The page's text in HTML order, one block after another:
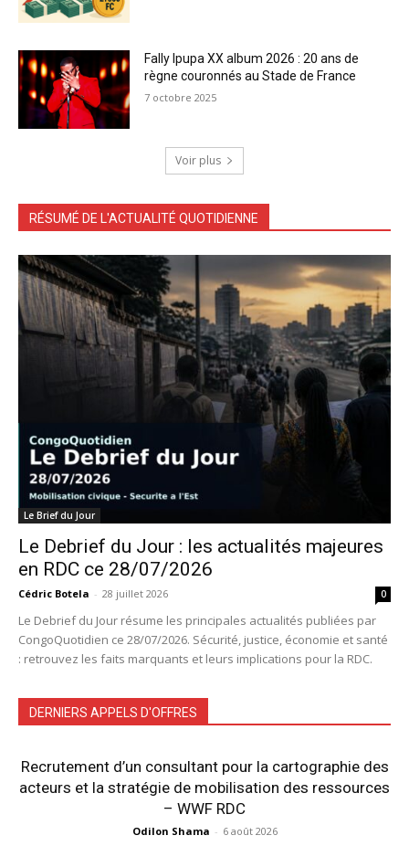
Fally Ipupa XX album 2026 : 20 ans de
règne couronnés au Stade de France
7 octobre 2025
Voir plus
RÉSUMÉ DE L'ACTUALITÉ QUOTIDIENNE
Le Brief du Jour
Le Debrief du Jour : les actualités majeures
en RDC ce 28/07/2026
Cédric Botela - 28 juillet 2026 0
Le Debrief du Jour résume les principales actualités publiées par
CongoQuotidien ce 28/07/2026. Sécurité, justice, économie et santé
: retrouvez les faits marquants et leurs implications pour la RDC.
DERNIERS APPELS D'OFFRES
Recrutement d’un consultant pour la cartographie des
acteurs et la stratégie de mobilisation des ressources
– WWF RDC
Odilon Shama - 6 août 2026